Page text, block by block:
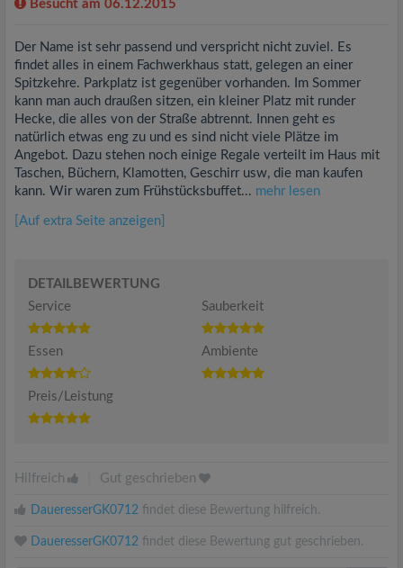
Besucht am 06.12.2015
Der Name ist sehr passend und verspricht nicht zuviel. Es
findet alles in einem Fachwerkhaus statt, gelegen an einer
Spitzkehre. Parkplatz ist gegenüber vorhanden. Im Sommer
kann man auch draußen sitzen, ein kleiner Platz mit runder
Hecke, die alles von der Straße abtrennt. Innen geht es
natürlich etwas eng zu und es sind nicht viele Plätze im
Angebot. Dazu stehen noch einige Regale verteilt im Haus mit
Taschen, Büchern, Klamotten, Geschirr usw, die man kaufen
kann. Wir waren zum Frühstücksbuffet... mehr lesen
[Auf extra Seite anzeigen]
DETAILBEWERTUNG
Service
Sauberkeit
Essen Ambiente
Preis/Leistung
Hilfreich Gut geschrieben
DaueresserGK0712 findet diese Bewertung hilfreich.
DaueresserGK0712 findet diese Bewertung gut geschrieben.